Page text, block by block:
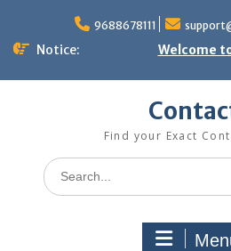
content
9688678111
Notice: Welcome
Find your Exact
Search
for: